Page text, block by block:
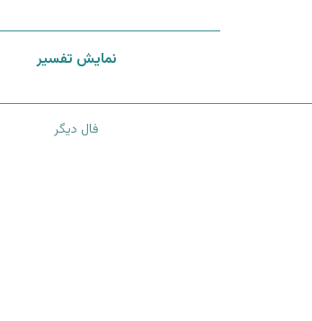
نمایش تفسیر
فال دیگر